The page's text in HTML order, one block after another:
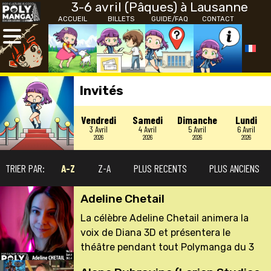
3-6 avril (Pâques) à Lausanne
ACCUEIL BILLETS GUIDE/FAQ CONTACT
Invités
Vendredi
3 Avril
2026
Samedi
4 Avril
2026
Dimanche
5 Avril
2026
Lundi
6 Avril
2026
TRIER PAR: A-Z Z-A PLUS RECENTS PLUS ANCIENS
Adeline Chetail
La célèbre Adeline Chetail animera la
voix de Diana 3D et présentera le
théâtre pendant tout Polymanga du 3